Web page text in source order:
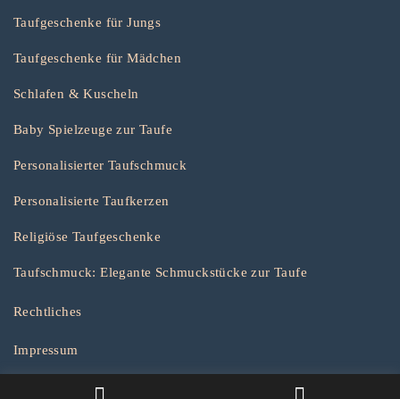
Taufgeschenke für Jungs
Taufgeschenke für Mädchen
Schlafen & Kuscheln
Baby Spielzeuge zur Taufe
Personalisierter Taufschmuck
Personalisierte Taufkerzen
Religiöse Taufgeschenke
Taufschmuck: Elegante Schmuckstücke zur Taufe
Rechtliches
Impressum